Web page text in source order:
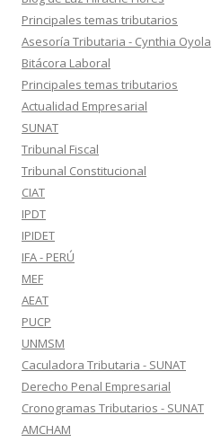
Principales temas tributarios
Asesoría Tributaria - Cynthia Oyola
Bitácora Laboral
Principales temas tributarios
Actualidad Empresarial
SUNAT
Tribunal Fiscal
Tribunal Constitucional
CIAT
IPDT
IPIDET
IFA - PERÚ
MEF
AEAT
PUCP
UNMSM
Caculadora Tributaria - SUNAT
Derecho Penal Empresarial
Cronogramas Tributarios - SUNAT
AMCHAM